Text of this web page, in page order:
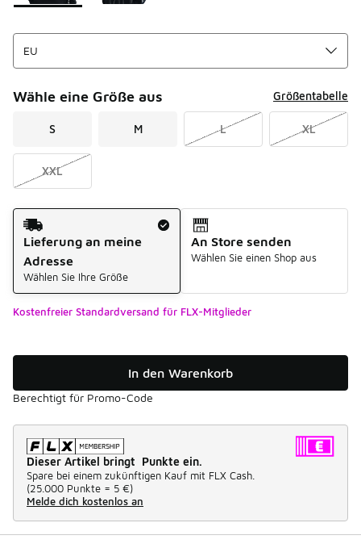
Wähle eine Größe aus Größentabelle
S M L XL
XXL
Versandart
Lieferung an meine
Adresse
Wählen Sie Ihre Größe
An Store senden
Wählen Sie einen Shop aus
Kostenfreier Standardversand für FLX-Mitglieder
In den Warenkorb
Berechtigt für Promo-Code
Dieser Artikel bringt Punkte ein.
Spare bei einem zukünftigen Kauf mit FLX Cash.
(25.000 Punkte = 5 €)
Melde dich kostenlos an